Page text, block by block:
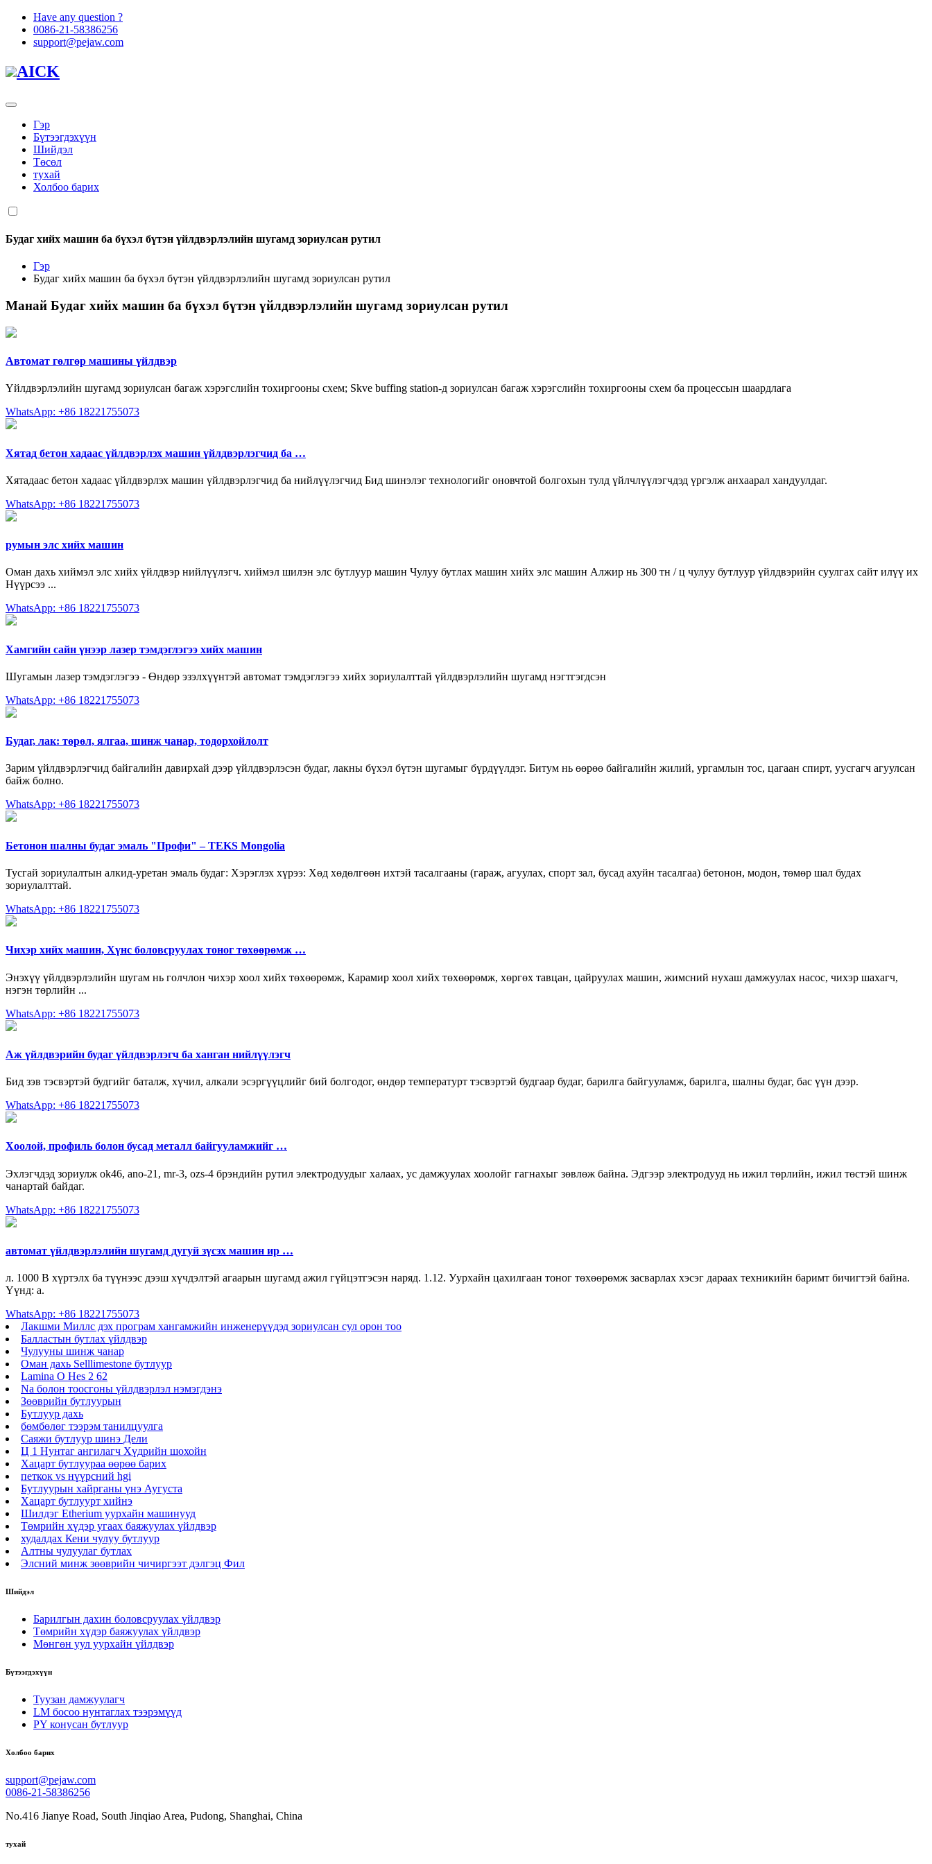
Have any question ?
0086-21-58386256
support@pejaw.com
AICK
Гэр
Бүтээгдэхүүн
Шийдэл
Төсөл
тухай
Холбоо барих
Будаг хийх машин ба бүхэл бүтэн үйлдвэрлэлийн шугамд зориулсан рутил
Гэр
Будаг хийх машин ба бүхэл бүтэн үйлдвэрлэлийн шугамд зориулсан рутил
Манай Будаг хийх машин ба бүхэл бүтэн үйлдвэрлэлийн шугамд зориулсан рутил
Автомат гөлгөр машины үйлдвэр
Үйлдвэрлэлийн шугамд зориулсан багаж хэрэгслийн тохиргооны схем; Skve buffing station-д зориулсан багаж хэрэгслийн тохиргооны схем ба процессын шаардлага
WhatsApp: +86 18221755073
Хятад бетон хадаас үйлдвэрлэх машин үйлдвэрлэгчид ба …
Хятадаас бетон хадаас үйлдвэрлэх машин үйлдвэрлэгчид ба нийлүүлэгчид Бид шинэлэг технологийг оновчтой болгохын тулд үйлчлүүлэгчдэд үргэлж анхаарал хандуулдаг.
WhatsApp: +86 18221755073
румын элс хийх машин
Оман дахь хиймэл элс хийх үйлдвэр нийлүүлэгч. хиймэл шилэн элс бутлуур машин Чулуу бутлах машин хийх элс машин Алжир нь 300 тн / ц чулуу бутлуур үйлдвэрийн суулгах сайт илүү их
Нүүрсээ ...
WhatsApp: +86 18221755073
Хамгийн сайн үнээр лазер тэмдэглэгээ хийх машин
Шугамын лазер тэмдэглэгээ - Өндөр эзэлхүүнтэй автомат тэмдэглэгээ хийх зориулалттай үйлдвэрлэлийн шугамд нэгтгэгдсэн
WhatsApp: +86 18221755073
Будаг, лак: төрөл, ялгаа, шинж чанар, тодорхойлолт
Зарим үйлдвэрлэгчид байгалийн давирхай дээр үйлдвэрлэсэн будаг, лакны бүхэл бүтэн шугамыг бүрдүүлдэг. Битум нь өөрөө байгалийн жилий, ургамлын тос, цагаан спирт, уусгагч агуулсан
байж болно.
WhatsApp: +86 18221755073
Бетонон шалны будаг эмаль "Профи" – TEKS Mongolia
Тусгай зориулалтын алкид-уретан эмаль будаг: Хэрэглэх хүрээ: Хөд хөдөлгөөн ихтэй тасалгааны (гараж, агуулах, спорт зал, бусад ахуйн тасалгаа) бетонон, модон, төмөр шал будах
зориулалттай.
WhatsApp: +86 18221755073
Чихэр хийх машин, Хүнс боловсруулах тоног төхөөрөмж …
Энэхүү үйлдвэрлэлийн шугам нь голчлон чихэр хоол хийх төхөөрөмж, Карамир хоол хийх төхөөрөмж, хөргөх тавцан, цайруулах машин, жимсний нухаш дамжуулах насос, чихэр шахагч,
нэгэн төрлийн ...
WhatsApp: +86 18221755073
Аж үйлдвэрийн будаг үйлдвэрлэгч ба ханган нийлүүлэгч
Бид зэв тэсвэртэй будгийг баталж, хүчил, алкали эсэргүүцлийг бий болгодог, өндөр температурт тэсвэртэй будгаар будаг, барилга байгууламж, барилга, шалны будаг, бас үүн дээр.
WhatsApp: +86 18221755073
Хоолой, профиль болон бусад металл байгууламжийг …
Эхлэгчдэд зориулж ok46, ano-21, mr-3, ozs-4 брэндийн рутил электродуудыг халаах, ус дамжуулах хоолойг гагнахыг зөвлөж байна. Эдгээр электродууд нь ижил төрлийн, ижил төстэй шинж
чанартай байдаг.
WhatsApp: +86 18221755073
автомат үйлдвэрлэлийн шугамд дугуй зүсэх машин ир …
л. 1000 В хүртэлх ба түүнээс дээш хүчдэлтэй агаарын шугамд ажил гүйцэтгэсэн наряд. 1.12. Уурхайн цахилгаан тоног төхөөрөмж засварлах хэсэг дараах техникийн баримт бичигтэй байна.
Үүнд: а.
WhatsApp: +86 18221755073
Лакшми Миллс дэх програм хангамжийн инженерүүдэд зориулсан сул орон тоо
Балластын бутлах үйлдвэр
Чулууны шинж чанар
Оман дахь Selllimestone бутлуур
Lamina O Hes 2 62
Na болон тоосгоны үйлдвэрлэл нэмэгдэнэ
Зөөврийн бутлуурын
Бутлуур дахь
бөмбөлөг тээрэм танилцуулга
Саяжи бутлуур шинэ Дели
Ц 1 Нунтаг ангилагч Хүдрийн шохойн
Хацарт бутлуураа өөрөө барих
петкок vs нүүрсний hgi
Бутлуурын хайрганы үнэ Аугуста
Хацарт бутлуурт хийнэ
Шилдэг Etherium уурхайн машинууд
Төмрийн хүдэр угаах баяжуулах үйлдвэр
худалдах Кени чулуу бутлуур
Алтны чулуулаг бутлах
Элсний минж зөөврийн чичиргээт дэлгэц Фил
Шийдэл
Барилгын дахин боловсруулах үйлдвэр
Төмрийн хүдэр баяжуулах үйлдвэр
Мөнгөн уул уурхайн үйлдвэр
Бүтээгдэхүүн
Туузан дамжуулагч
LM босоо нунтаглах тээрэмүүд
PY конусан бутлуур
Холбоо барих
support@pejaw.com
0086-21-58386256
No.416 Jianye Road, South Jinqiao Area, Pudong, Shanghai, China
тухай